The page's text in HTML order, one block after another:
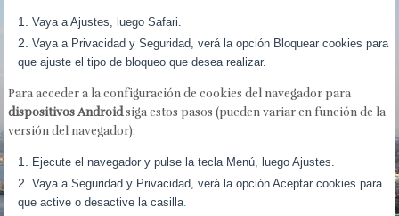
Vaya a Ajustes, luego Safari.
Vaya a Privacidad y Seguridad, verá la opción Bloquear cookies para
que ajuste el tipo de bloqueo que desea realizar.
Para acceder a la configuración de cookies del navegador para
dispositivos Androidsiga estos pasos (pueden variar en función de la
versión del navegador):
Ejecute el navegador y pulse la tecla Menú, luego Ajustes.
Vaya a Seguridad y Privacidad, verá la opción Aceptar cookies para
que active o desactive la casilla.